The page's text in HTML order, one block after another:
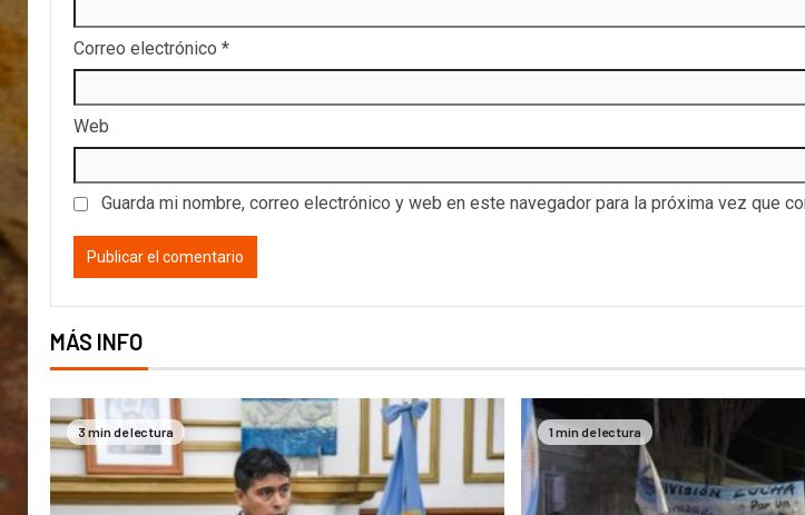
Correo electrónico *
Web
Guarda mi nombre, correo electrónico y web en este navegador para la próxima vez que
MÁS INFO
3 min de lectura 1 min de lectura